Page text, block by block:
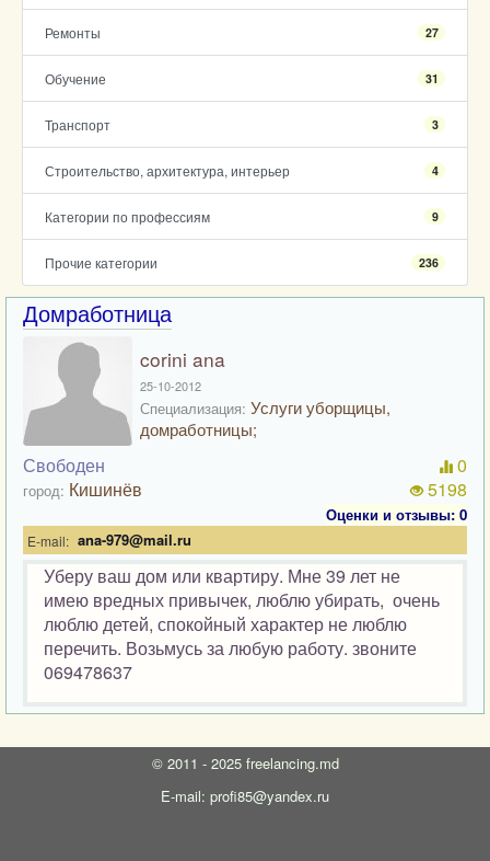
Ремонты 27
Обучение 31
Транспорт 3
Строительство, архитектура, интерьер 4
Категории по профессиям 9
Прочие категории 236
Домработница
corini ana
25-10-2012
Специализация: Услуги уборщицы,
домработницы;
Свободен
город: Кишинёв
0
5198
Оценки и отзывы: 0
E-mail: ana-979@mail.ru
Уберу ваш дом или квартиру. Мне 39 лет не
имею вредных привычек, люблю убирать, очень
люблю детей, спокойный характер не люблю
перечить. Возьмусь за любую работу. звоните
069478637
© 2011 - 2025 freelancing.md
E-mail: profi85@yandex.ru